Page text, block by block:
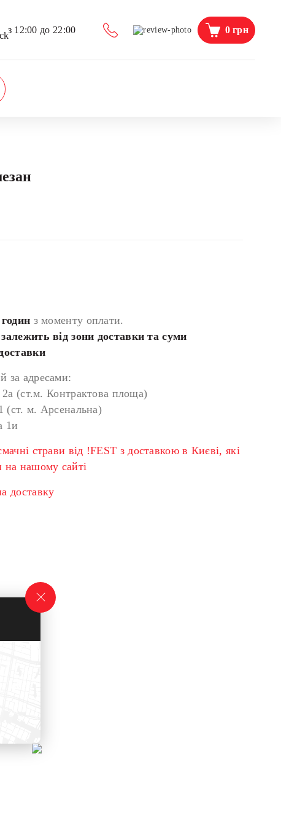
з 12:00 до 22:00 0грн
з моменту оплати.
від зони доставки та суми
за адресами:
2а (ст.м. Контрактова площа)
(ст. м. Арсенальна)
1и
страви від !FEST з доставкою в Києві, які
на нашому сайті
доставку